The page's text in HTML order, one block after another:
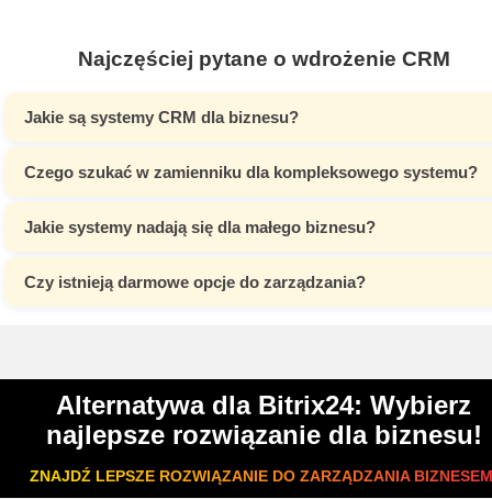
Najczęściej pytane o wdrożenie CRM
Jakie są systemy CRM dla biznesu?
Czego szukać w zamienniku dla kompleksowego systemu?
Jakie systemy nadają się dla małego biznesu?
Czy istnieją darmowe opcje do zarządzania?
Alternatywa dla Bitrix24: Wybierz
najlepsze rozwiązanie dla biznesu!
ZNAJDŹ LEPSZE ROZWIĄZANIE DO ZARZĄDZANIA